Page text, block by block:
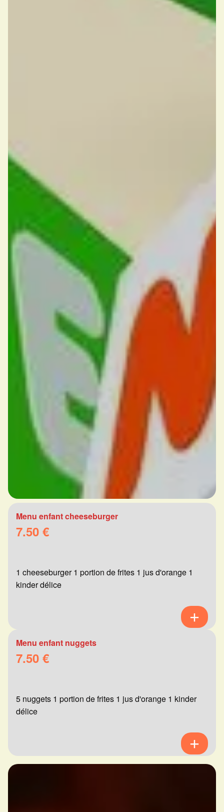
Menu enfant cheeseburger
7.50 €
1 cheeseburger 1 portion de frites 1 jus d'orange 1
kinder délice
Menu enfant nuggets
7.50 €
5 nuggets 1 portion de frites 1 jus d'orange 1 kinder
délice